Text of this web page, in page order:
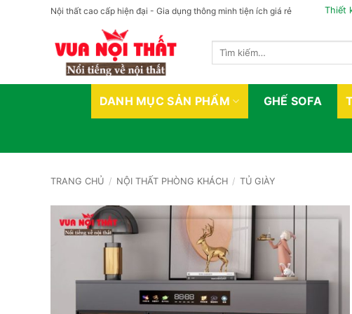
Nội thất cao cấp hiện đại - Gia dụng thông minh tiện ích giá rẻ Thiết
Tìm
DANH MỤC SẢN PHẨM GHẾ SOFA
TRANG CHỦ / NỘI THẤT PHÒNG KHÁCH / TỦ GIÀY